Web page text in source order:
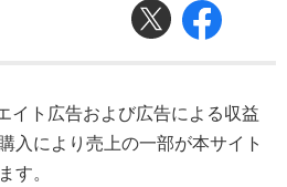
イト広告および広告による収益
入により売上の一部が本サイト
す。